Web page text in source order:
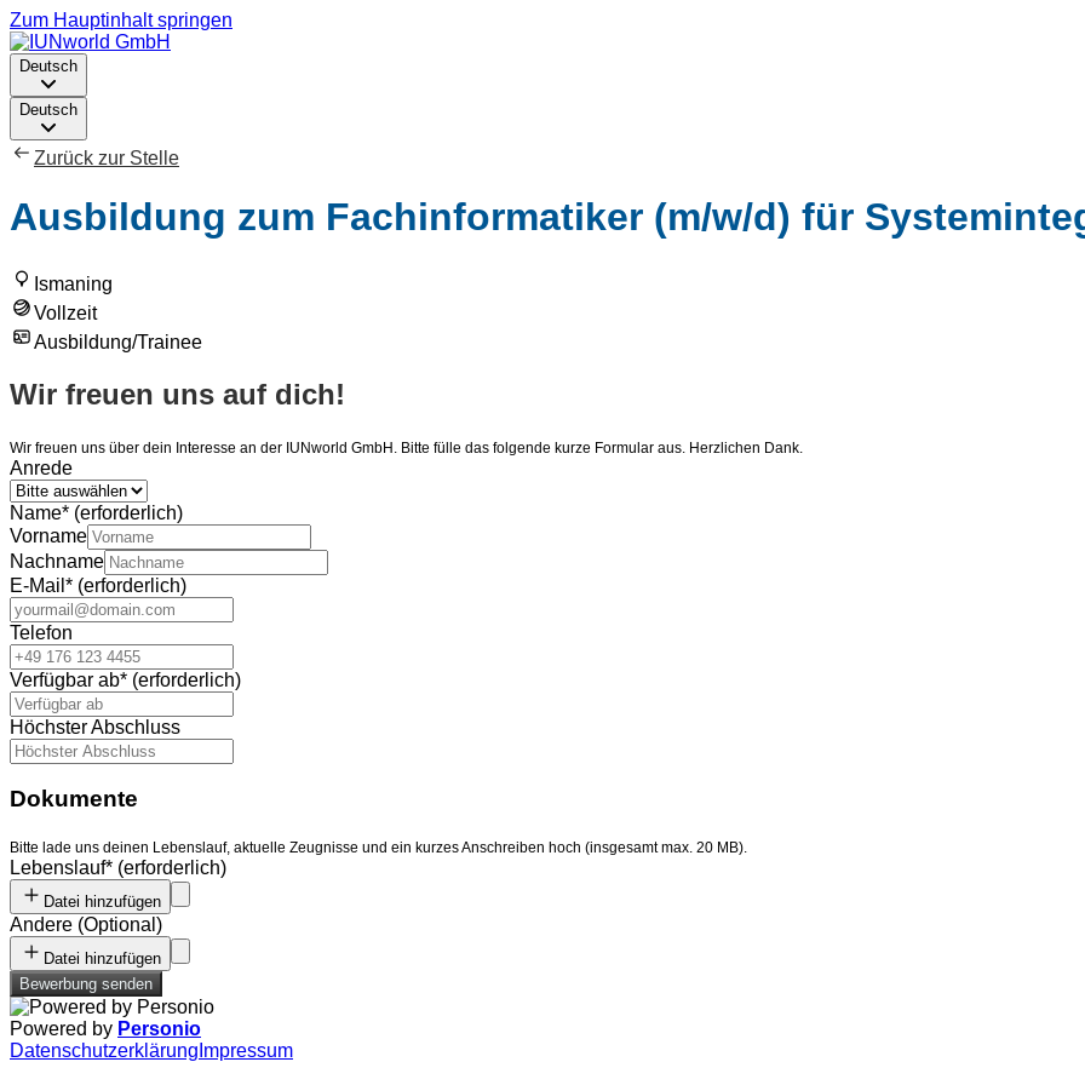
Zum Hauptinhalt springen
Deutsch
Deutsch
Zurück zur Stelle
Ausbildung zum Fachinformatiker (m/w/d) für
Ismaning
Vollzeit
Ausbildung/Trainee
Wir freuen uns auf dich!
Wir freuen uns über dein Interesse an der IUNworld GmbH. Bitte fülle das folgende kurze Formular aus. Herzlichen Dank.
Anrede
Name* (erforderlich)
Vorname
Nachname
E-Mail * (erforderlich)
Telefon
Verfügbar ab* (erforderlich)
Höchster Abschluss
Dokumente
Bitte lade uns deinen Lebenslauf, aktuelle Zeugnisse und ein kurzes Anschreiben hoch (insgesamt max. 20 MB).
Lebenslauf* (erforderlich)
Datei hinzufügen
Andere (Optional )
Datei hinzufügen
Bewerbung senden
Powered by Personio
Datenschutzerklärung Impressum